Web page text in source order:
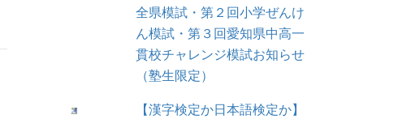
全県模試・第２回小学ぜんけ
ん模試・第３回愛知県中高一
貫校チャレンジ模試お知らせ
（塾生限定）
【漢字検定か日本語検定か】